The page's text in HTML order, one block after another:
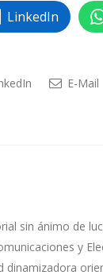
LinkedIn
E-Mail
sin ánimo de
y
dinamizadora